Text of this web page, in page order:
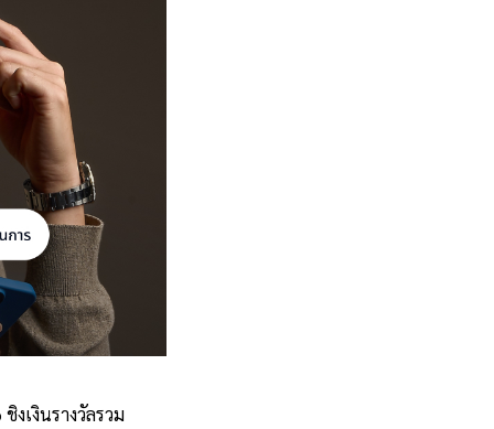
เงินรางวัลรวม